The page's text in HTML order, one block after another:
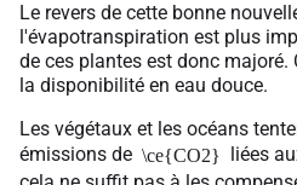
Le revers de cette bonne
l'évapotranspiration est plus
de ces plantes est donc majoré.
la disponibilité en eau douce.
Les végétaux et les océans
émissions de \ce{CO2}
liées